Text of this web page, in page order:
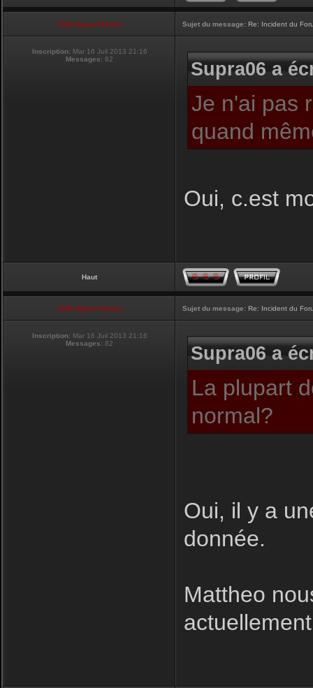
Club Supra France Sujet du message: Re: Incident du
Inscription: Mar 16 Juil 2013 21:16
Messages: 82 Supra06 a
Je n'ai pas
quand
Oui, c.est
Haut
Club Supra France Sujet du message: Re: Incident du
Inscription: Mar 16 Juil 2013 21:16
Messages: 82 Supra06 a
La plupart
normal?
Oui, il y a
donnée.
Mattheo